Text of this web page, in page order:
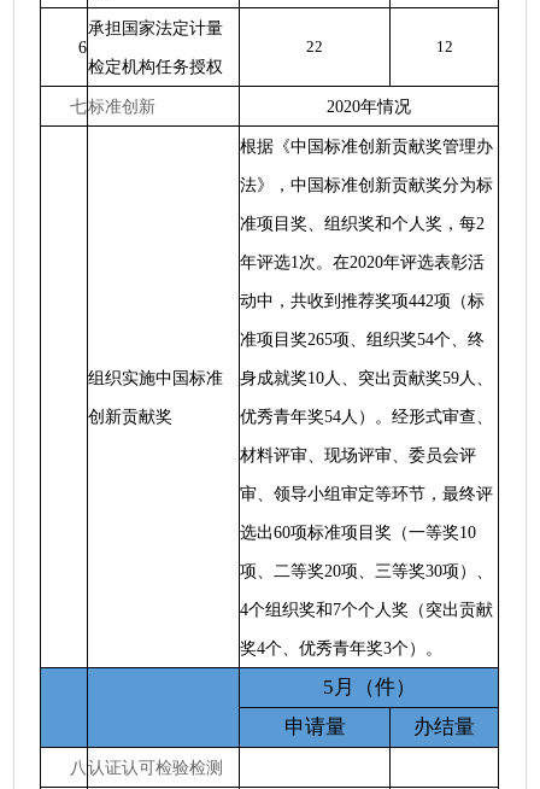
6
承担国家法定计量
检定机构任务授权
22 12
七标准创新 2020年情况
组织实施中国标准
创新贡献奖
根据《中国标准创新贡献奖管理办
法》，中国标准创新贡献奖分为标
准项目奖、组织奖和个人奖，每2
年评选1次。在2020年评选表彰活
动中，共收到推荐奖项442项（标
准项目奖265项、组织奖54个、终
身成就奖10人、突出贡献奖59人、
优秀青年奖54人）。经形式审查、
材料评审、现场评审、委员会评
审、领导小组审定等环节，最终评
选出60项标准项目奖（一等奖10
项、二等奖20项、三等奖30项）、
4个组织奖和7个个人奖（突出贡献
奖4个、优秀青年奖3个）。
5月（件）
申请量
办结量
八 认证认可检验检测